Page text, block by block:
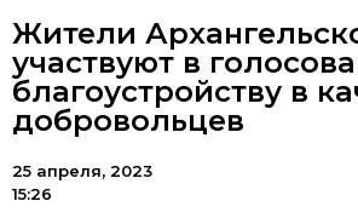
Жители
участвуют в
благоустройству в
добровольцев
25 апреля, 2023
15:26